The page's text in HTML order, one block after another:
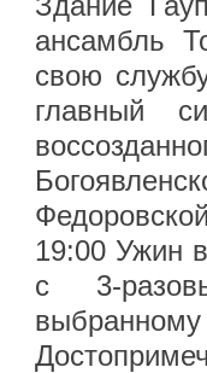
ансамбль
свою
главный
19:00 Ужин
с 3-